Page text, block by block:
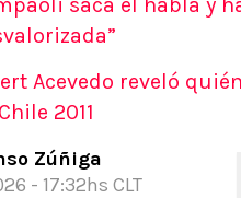
Acevedo reveló
2011
Zúñiga
- 17:32hs CLT